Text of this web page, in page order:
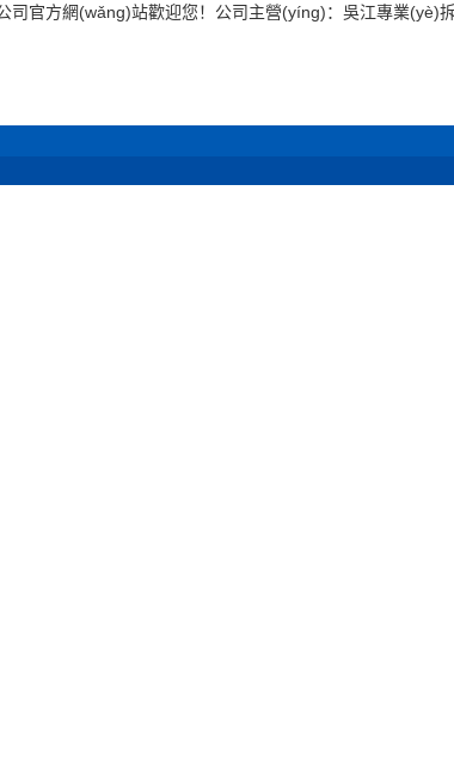
官方網(wǎng)站歡迎您！公司主營(yíng)：吳江專